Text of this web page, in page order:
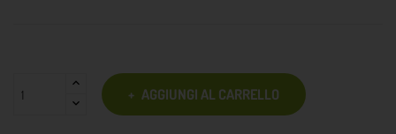
AGGIUNGI AL CARRELLO